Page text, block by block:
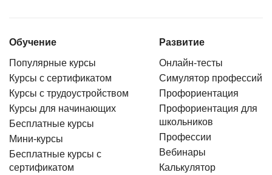
Обучение
Популярные курсы
Курсы с сертификатом
Курсы с трудоустройством
Курсы для начинающих
Бесплатные курсы
Мини-курсы
Бесплатные курсы с
сертификатом
Развитие
Онлайн-тесты
Симулятор профессий
Профориентация
Профориентация для
школьников
Профессии
Вебинары
Калькулятор